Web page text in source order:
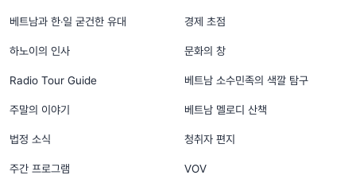
베트남과 한‧일 굳건한 유대 경제 초점
하노이의 인사 문화의 창
Radio Tour Guide 베트남 소수민족의 색깔 탐구
주말의 이야기 베트남 멜로디 산책
법정 소식 청취자 편지
주간 프로그램 VOV